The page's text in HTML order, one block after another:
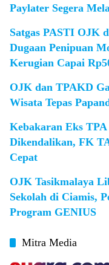
Paylater Segera
Satgas PASTI OJK
Dugaan Penipuan
Kerugian Capai
OJK dan TPAKD
Wisata Tepas
Kebakaran Eks
Dikendalikan, FK
Cepat
OJK Tasikmalaya
Sekolah di Ciamis,
Program GENIUS
Mitra Media